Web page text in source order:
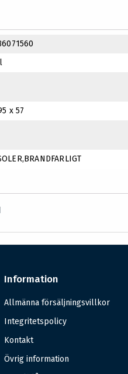
x 57
Information
Allmänna försäljningsvillkor
Integritetspolicy
Kontakt
Övrig information